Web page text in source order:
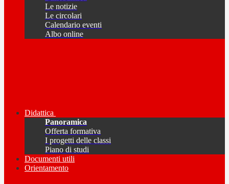
Le notizie
Le circolari
Calendario eventi
Albo online
Didattica
Panoramica
Offerta formativa
I progetti delle classi
Piano di studi
Documenti utili
Orientamento